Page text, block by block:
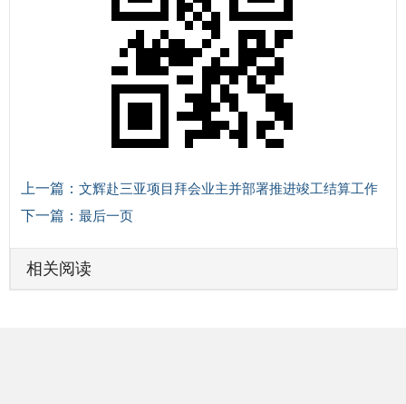
上一篇： 文辉赴三亚项目拜会业主并部署推进竣工结算工作
下一篇： 最后一页
相关阅读